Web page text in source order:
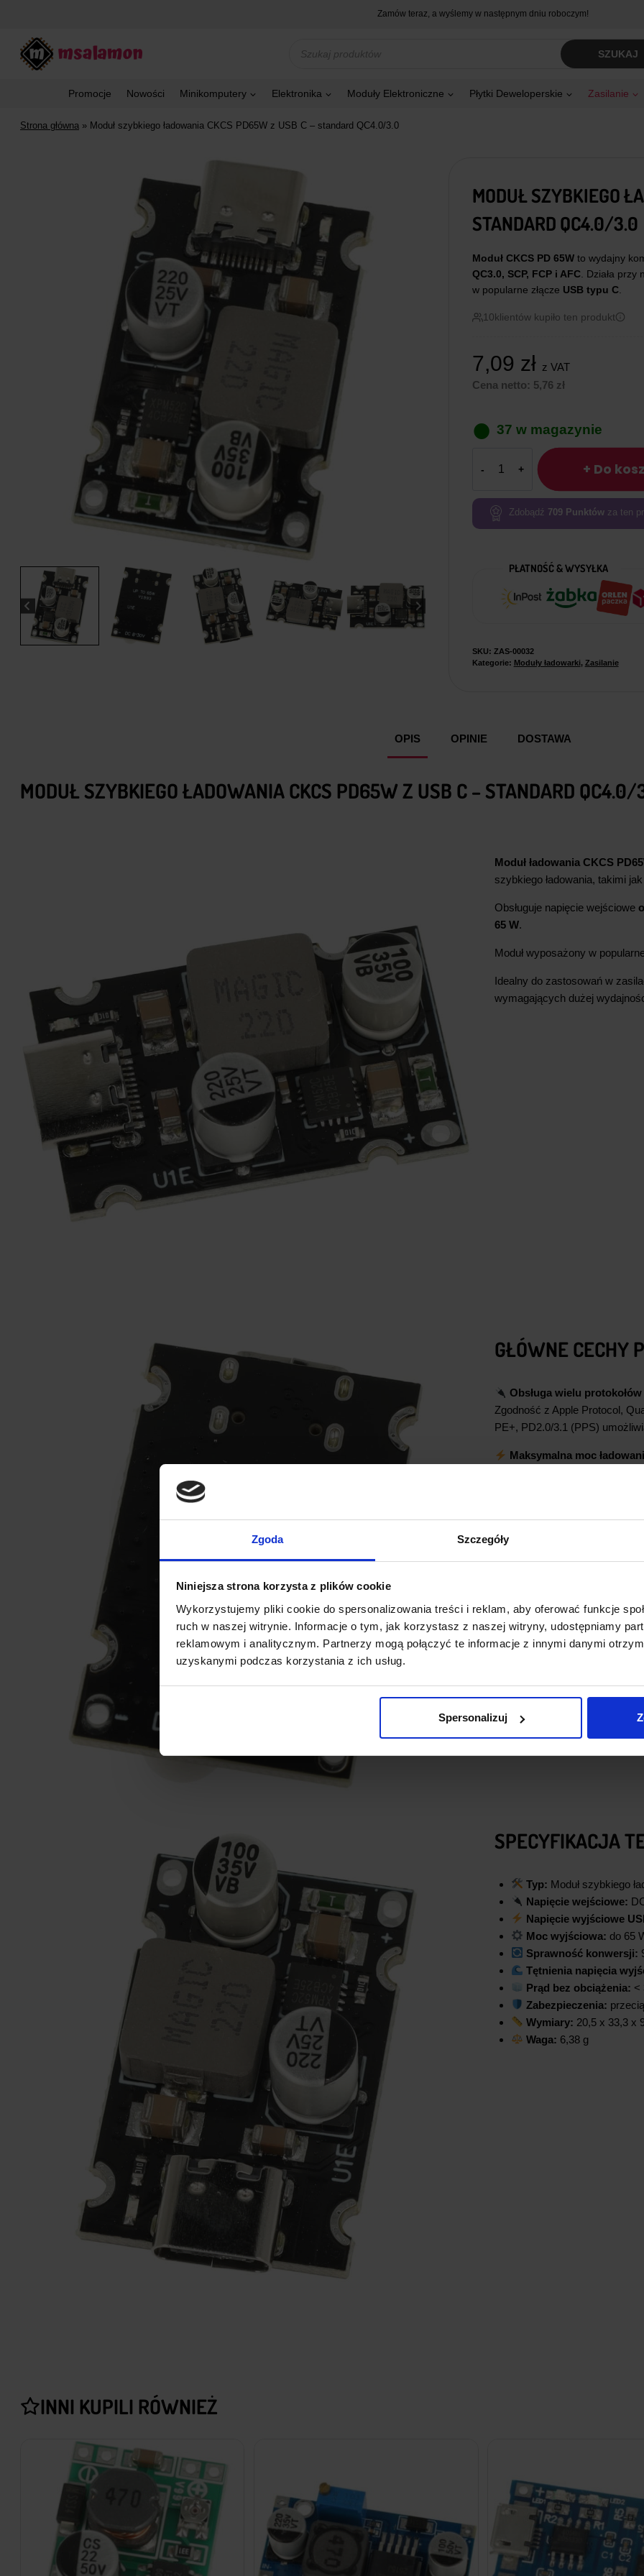
Zgoda Szczegóły
Niniejsza strona korzysta z plików cookie
Wykorzystujemy pliki cookie do spersonalizowania treści i reklam, aby oferować funkcje
ruch w naszej witrynie. Informacje o tym, jak korzystasz z naszej witryny, udostępniamy
reklamowym i analitycznym. Partnerzy mogą połączyć te informacje z innymi danymi
uzyskanymi podczas korzystania z ich usług.
Spersonalizuj
Zamów teraz, a wyślemy w następnym dniu roboczym!
produktów
SZUKAJ
Promocje Nowości Minikomputery Elektronika Moduły Elektroniczne Płytki Deweloperskie Zasilanie
Strona główna » Moduł szybkiego ładowania CKCS PD65W z USB C – standard QC4.0/3.0
MODUŁ SZYBKIEGO
STANDARD QC4.0/3.0
Moduł CKCS PD 65Wto wydajny
QC3.0, SCP, FCP i AFC. Działa przy
w popularne złącze USB typu C.
10klientów kupiło ten produkt
7,09 zł z VAT
Cena netto: 5,76 zł
37 w magazynie
Moduł
ładowania
CKCS
QC4.0/3.0
+ Do
Zdobądź 709Punktówza ten
PŁATNOŚĆ & WYSYŁKA
SKU: ZAS-00032
Kategorie: Moduły ładowarki, Zasilanie
OPIS OPINIE DOSTAWA
MODUŁ SZYBKIEGO ŁADOWANIA CKCS PD65W Z USB C – STANDARD QC4.0/
Moduł ładowania CKCS
szybkiego ładowania, takimi jak
Obsługuje napięcie wejściowe
65 W.
Moduł wyposażony w
Idealny do zastosowań w
wymagających dużej
GŁÓWNE CECHY
Obsługa wielu
Zgodność z Apple Protocol,
PE+, PD2.0/3.1 (PPS)
Maksymalna moc
Wspiera wyjścia 5V-3A, 9V-
Odporność na
Ochrona przed nadprądem,
Wydajność energetyczna
cieplne.
SPECYFIKACJA
Typ: Moduł szybkiego
Napięcie wejściowe:
Napięcie wyjściowe
Moc wyjściowa: do 65
Sprawność konwersji:
Tętnienia napięcia
Prąd bez obciążenia: <
Zabezpieczenia:
Wymiary: 20,5 x 33,3 x
Waga: 6,38 g
INNI KUPILI RÓWNIEŻ